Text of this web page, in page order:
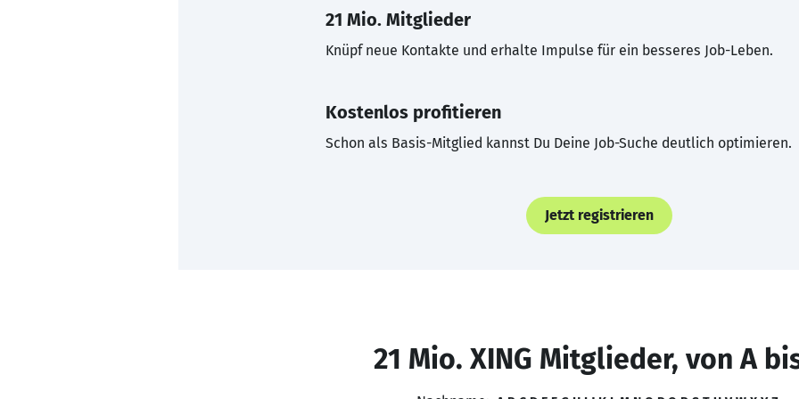
21 Mio. Mitglieder
Knüpf neue Kontakte und erhalte Impulse für ein besseres Job-Leben.
Kostenlos profitieren
Schon als Basis-Mitglied kannst Du Deine Job-Suche deutlich optimieren.
Jetzt registrieren
21 Mio. XING Mitglieder, von A